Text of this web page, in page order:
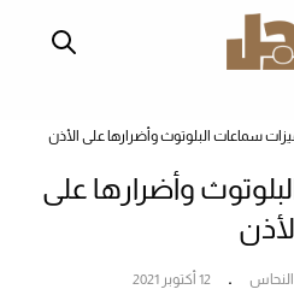
سماعات البلوتوث وأضرارها على الأذن
وأضرارها على
12 أكتوبر 2021